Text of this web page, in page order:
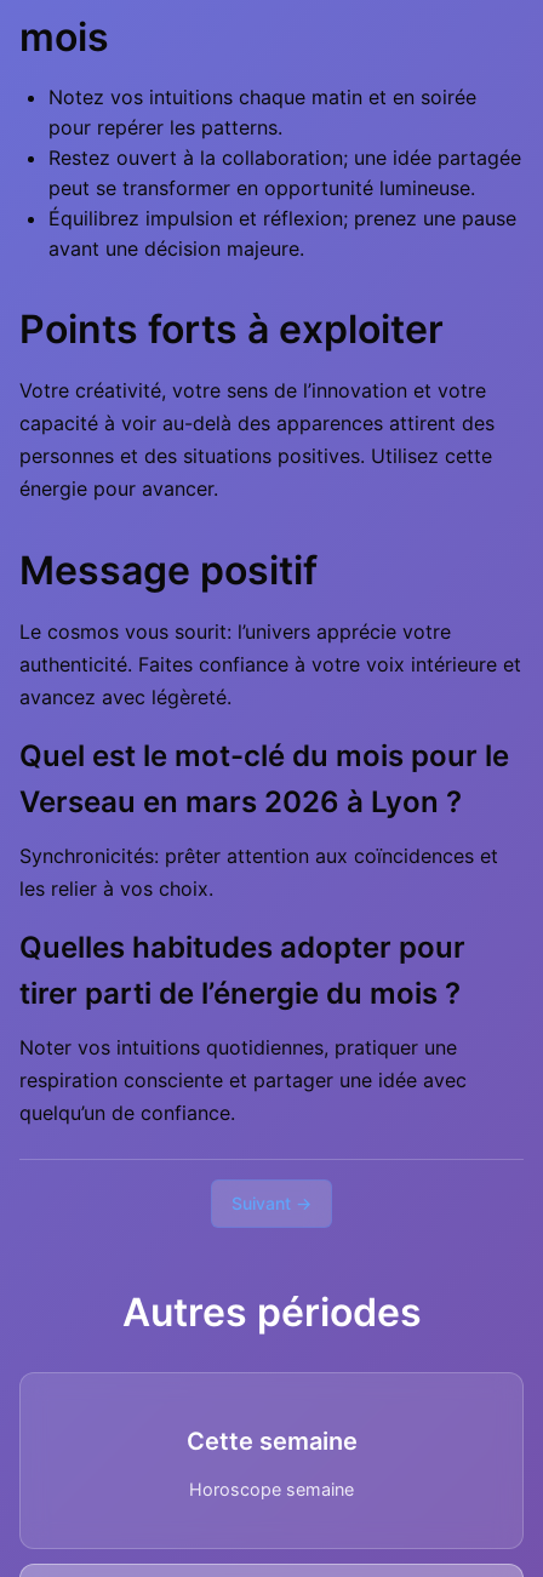
mois
Notez vos intuitions chaque matin et en soirée
pour repérer les patterns.
Restez ouvert à la collaboration; une idée partagée
peut se transformer en opportunité lumineuse.
Équilibrez impulsion et réflexion; prenez une pause
avant une décision majeure.
Points forts à exploiter
Votre créativité, votre sens de l’innovation et votre
capacité à voir au-delà des apparences attirent des
personnes et des situations positives. Utilisez cette
énergie pour avancer.
Message positif
Le cosmos vous sourit: l’univers apprécie votre
authenticité. Faites confiance à votre voix intérieure et
avancez avec légèreté.
Quel est le mot-clé du mois pour le
Verseau en mars 2026 à Lyon ?
Synchronicités: prêter attention aux coïncidences et
les relier à vos choix.
Quelles habitudes adopter pour
tirer parti de l’énergie du mois ?
Noter vos intuitions quotidiennes, pratiquer une
respiration consciente et partager une idée avec
quelqu’un de confiance.
Suivant →
Autres périodes
Cette semaine
Horoscope semaine